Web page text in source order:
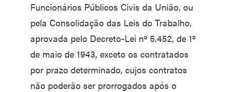
Funcionários Públicos Civis da União, ou
pela Consolidação das Leis do Trabalho,
aprovada pelo Decreto-Lei nº 5.452, de 1º
de maio de 1943, exceto os contratados
por prazo determinado, cujos contratos
não poderão ser prorrogados após o